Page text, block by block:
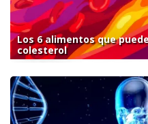
Los 6 alimentos que
colesterol